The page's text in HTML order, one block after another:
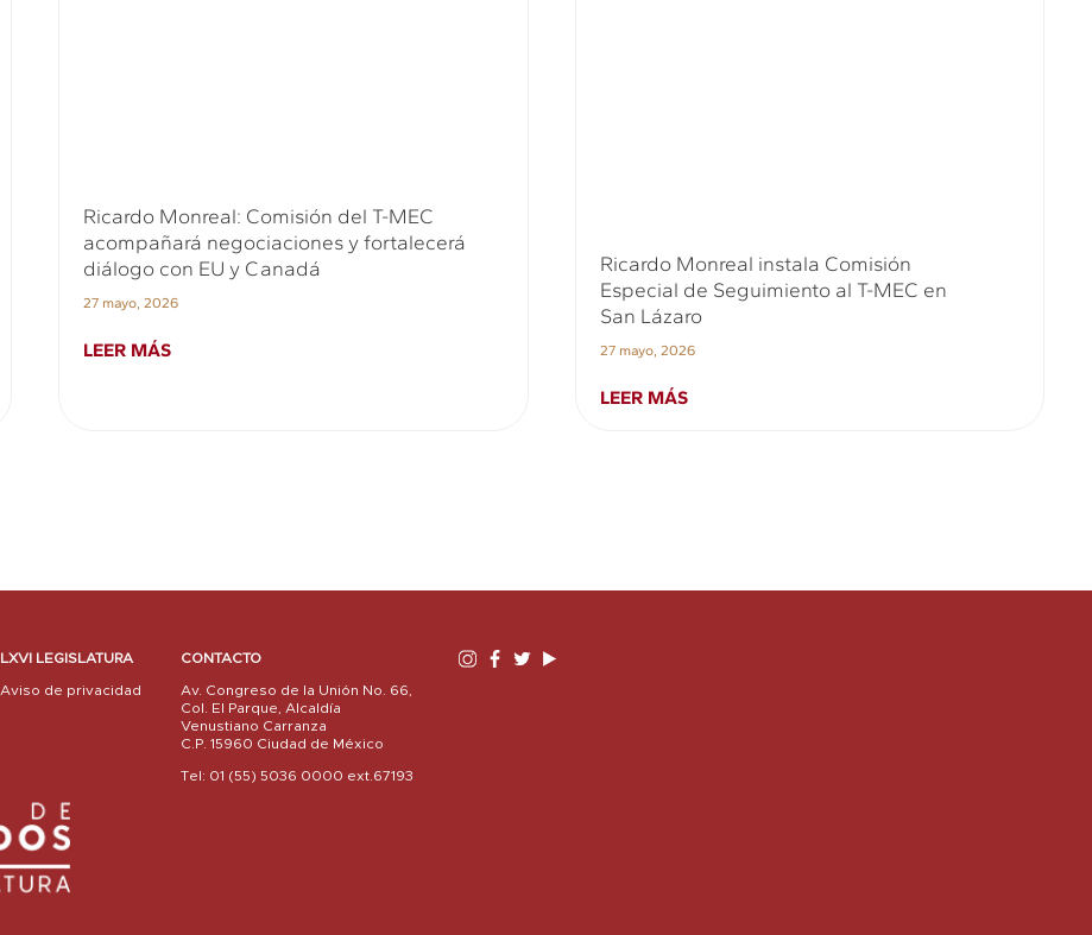
Ricardo Monreal: Comisión del T-MEC
acompañará negociaciones y fortalecerá
diálogo con EU y Canadá
27 mayo, 2026
LEER MÁS
Ricardo Monreal instala Comisión
Especial de Seguimiento al T-MEC en
San Lázaro
27 mayo, 2026
LEER MÁS
LXVI LEGISLATURA
Aviso de privacidad
CONTACTO
Av. Congreso de la Unión No. 66,
Col. El Parque, Alcaldía
Venustiano Carranza
C.P. 15960 Ciudad de México
Tel: 01 (55) 5036 0000 ext.67193